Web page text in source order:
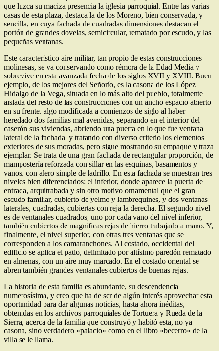
que luzca su maciza presencia la iglesia parroquial. Entre las varias
casas de esta plaza, destaca la de los Moreno, bien conservada, y
sencilla, en cuya fachada de cuadradas dimensiones destacan el
portón de grandes dovelas, semicircular, rematado por escudo, y las
pequeñas ventanas.
Este característico aire militar, tan propio de estas construcciones
molinesas, se va conservando como rémora de la Edad Media y
sobrevive en esta avanzada fecha de los siglos XVII y XVIII. Buen
ejemplo, de los mejores del Señorío, es la casona de los López
Hidalgo de la Vega, situada en lo más alto del pueblo, totalmente
aislada del resto de las construcciones con un ancho espacio abierto
en su frente. algo modificada a comienzos de siglo al haber
heredado dos familias mal avenidas, separando en el interior del
caserón sus viviendas, abriendo una puerta en lo que fue ventana
lateral de la fachada, y tratando con diverso criterio los elementos
exteriores de sus moradas, pero sigue mostrando su empaque y traza
ejemplar. Se trata de una gran fachada de rectangular proporción, de
mampostería reforzada con sillar en las esquinas, basamentos y
vanos, con alero simple de ladrillo. En esta fachada se muestran tres
niveles bien diferenciados: el inferior, donde aparece la puerta de
entrada, arquitrabada y sin otro motivo ornamental que el gran
escudo familiar, cubierto de yelmo y lambrequines, y dos ventanas
laterales, cuadradas, cubiertas con reja la derecha. El segundo nivel
es de ventanales cuadrados, uno por cada vano del nivel inferior,
también cubiertos de magníficas rejas de hierro trabajado a mano. Y,
finalmente, el nivel superior, con otras tres ventanas que se
corresponden a los camaranchones. Al costado, occidental del
edificio se aplica el patio, delimitado por altísimo paredón rematado
en almenas, con un aire muy marcado. En el costado oriental se
abren también grandes ventanales cubiertos de buenas rejas.
La historia de esta familia es abundante, su descendencia
numerosísima, y creo que ha de ser de algún interés aprovechar esta
oportunidad para dar algunas noticias, hasta ahora inéditas,
obtenidas en los archivos parroquiales de Tortuera y Rueda de la
Sierra, acerca de la familia que construyó y habitó esta, no ya
casona, sino verdadero «palacio» como en el libro «becerro» de la
villa se le llama.